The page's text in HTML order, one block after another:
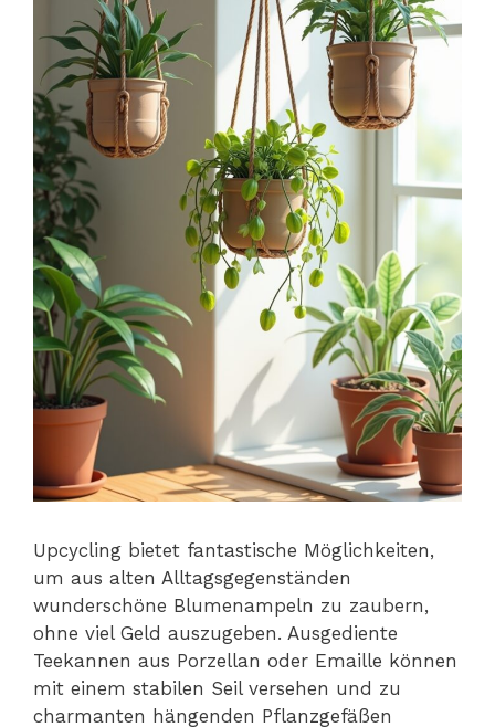
Upcycling bietet fantastische Möglichkeiten,
um aus alten Alltagsgegenständen
wunderschöne Blumenampeln zu zaubern,
ohne viel Geld auszugeben. Ausgediente
Teekannen aus Porzellan oder Emaille können
mit einem stabilen Seil versehen und zu
charmanten hängenden Pflanzgefäßen